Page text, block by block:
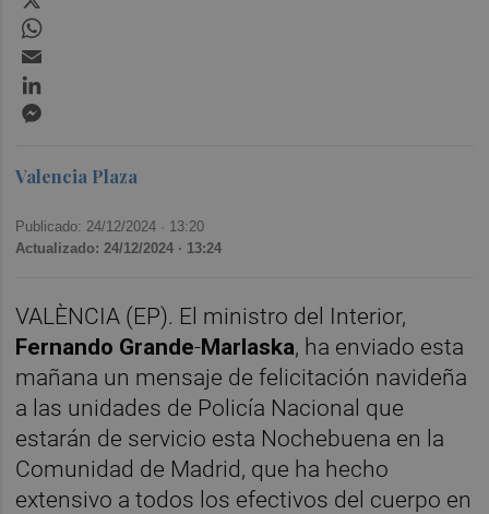
Valencia Plaza
Publicado: 24/12/2024 · 13:20
Actualizado: 24/12/2024 · 13:24
VALÈNCIA (EP). El ministro del Interior,
Fernando Grande-Marlaska, ha enviado esta
mañana un mensaje de felicitación navideña
a las unidades de Policía Nacional que
estarán de servicio esta Nochebuena en la
Comunidad de Madrid, que ha hecho
extensivo a todos los efectivos del cuerpo en